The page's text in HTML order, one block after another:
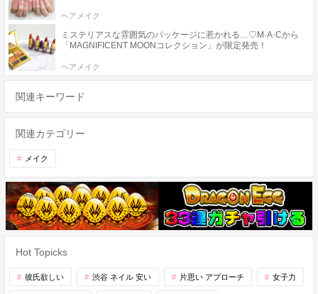
ヘアメイク
ミステリアスな雰囲気のパッケージに惹かれる…♡M·A·Cから
「MAGNIFICENT MOONコレクション」が限定発売！
ヘアメイク
関連キーワード
関連カテゴリー
メイク
Hot Topicks
彼氏欲しい 渋谷 ネイル 安い 片思い アプローチ 女子力